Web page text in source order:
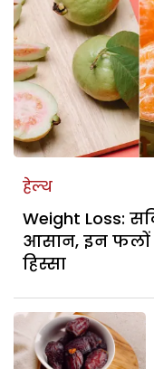
हेल्थ
Weight Loss:
आसान, इन फलों
हिस्सा